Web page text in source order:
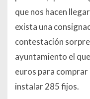
que nos hacen
exista una
contestación
ayuntamiento el
euros para
instalar 285 fijos.